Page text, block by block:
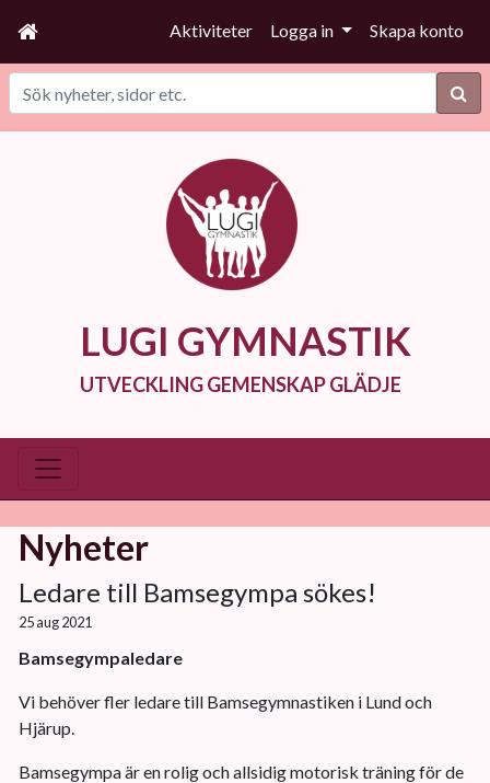
Aktiviteter Logga in Skapa konto
Sök
LUGI GYMNASTIK
UTVECKLING GEMENSKAP GLÄDJE
Nyheter
Ledare till Bamsegympa sökes!
25 aug 2021
Bamsegympaledare
Vi behöver fler ledare till Bamsegymnastiken i Lund och
Hjärup.
Bamsegympa är en rolig och allsidig motorisk träning för de